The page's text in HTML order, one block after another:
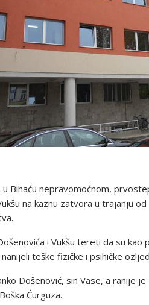
Bihaću nepravomoćnom,
na kaznu zatvora u trajanju
i Vukšu tereti da su kao
teške fizičke i psihičke
Došenović, sin Vase, a ranije
Ćurguza.